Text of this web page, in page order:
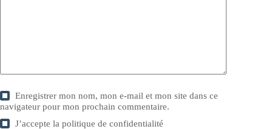
Enregistrer mon nom, mon e-mail et mon site dans ce
navigateur pour mon prochain commentaire.
J’accepte lapolitique de confidentialité